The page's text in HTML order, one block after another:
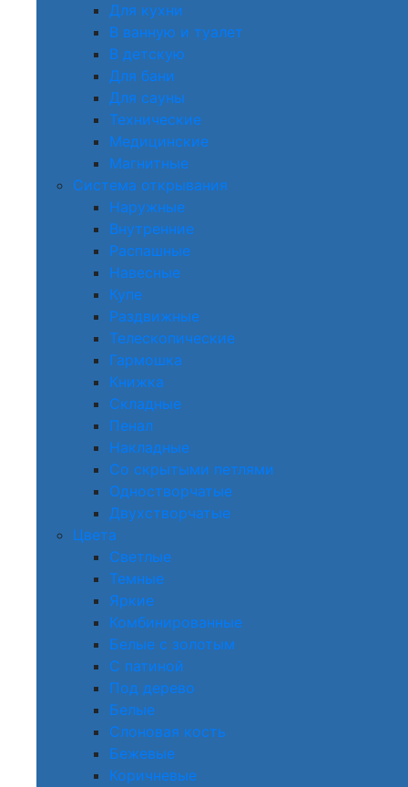
Для кухни
В ванную и туалет
В детскую
Для бани
Для сауны
Технические
Медицинские
Магнитные
Система открывания
Наружные
Внутренние
Распашные
Навесные
Купе
Раздвижные
Телескопические
Гармошка
Книжка
Складные
Пенал
Накладные
Со скрытыми петлями
Одностворчатые
Двухстворчатые
Цвета
Светлые
Темные
Яркие
Комбинированные
Белые с золотым
С патиной
Под дерево
Белые
Слоновая кость
Бежевые
Коричневые